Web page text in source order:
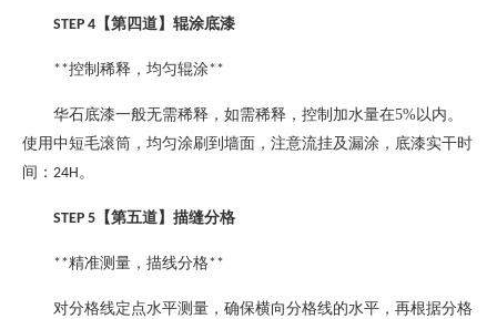
STEP 4 【第四道】辊涂底漆
**控制稀释，均匀辊涂**
华石底漆一般无需稀释，如需稀释，控制加水量在5%以内。
使用中短毛滚筒，均匀涂刷到墙面，注意流挂及漏涂，底漆实干时
间： 24H。
STEP 5 【第五道】描缝分格
**精准测量，描线分格**
对分格线定点水平测量，确保横向分格线的水平，再根据分格